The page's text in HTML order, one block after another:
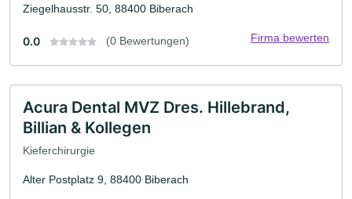
Ziegelhausstr. 50, 88400 Biberach
0.0 (0 Bewertungen) Firma bewerten
Acura Dental MVZ Dres. Hillebrand,
Billian & Kollegen
Kieferchirurgie
Alter Postplatz 9, 88400 Biberach